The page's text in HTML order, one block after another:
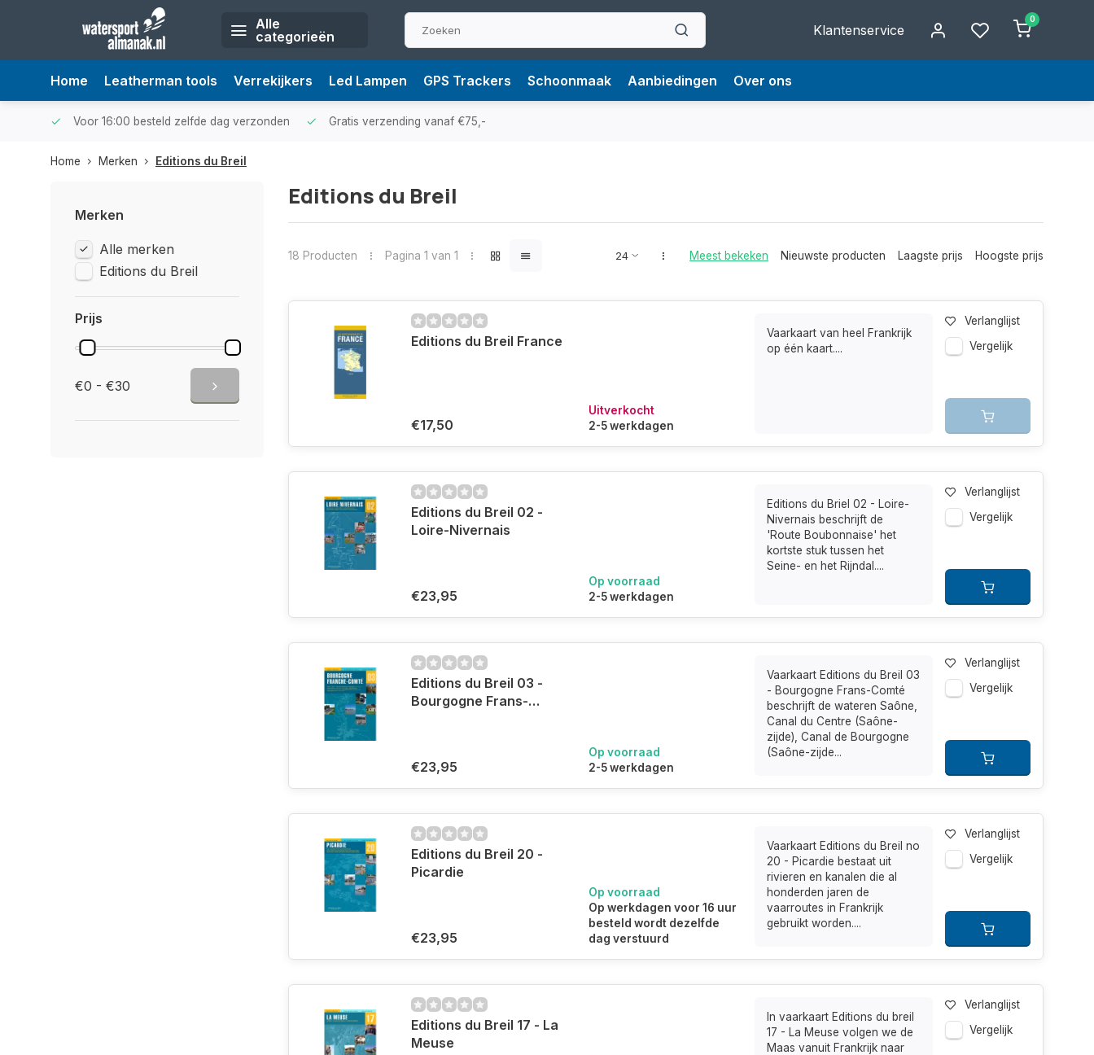
Alle
categorieën
Klantenservice
0
Home Leatherman tools Verrekijkers Led Lampen GPS Trackers Schoonmaak Aanbiedingen Over ons
Voor 16:00 besteld zelfde dag verzonden Gratis verzending vanaf €75,-
Home Merken Editions du Breil
Merken
Alle merken
Editions du Breil
Prijs
€0 - €30
Editions du Breil
18 Producten Pagina 1 van 1 Meest bekeken Nieuwste producten Laagste prijs Hoogste prijs
Editions du Breil France
€17,50
Uitverkocht
2-5 werkdagen
Vaarkaart van heel Frankrijk
op één kaart....
Verlanglijst
Vergelijk
Editions du Breil 02 -
Loire-Nivernais
€23,95
Op voorraad
2-5 werkdagen
Editions du Briel 02 - Loire-
Nivernais beschrijft de
'Route Boubonnaise' het
kortste stuk tussen het
Seine- en het Rijndal....
Verlanglijst
Vergelijk
Editions du Breil 03 -
Bourgogne Frans-
€23,95
Op voorraad
2-5 werkdagen
Vaarkaart Editions du Breil 03
- Bourgogne Frans-Comté
beschrijft de wateren Saône,
Canal du Centre (Saône-
zijde), Canal de Bourgogne
(Saône-zijde...
Verlanglijst
Vergelijk
Editions du Breil 20 -
Picardie
€23,95
Op voorraad
Op werkdagen voor 16 uur
besteld wordt dezelfde
dag verstuurd
Vaarkaart Editions du Breil no
20 - Picardie bestaat uit
rivieren en kanalen die al
honderden jaren de
vaarroutes in Frankrijk
gebruikt worden....
Verlanglijst
Vergelijk
Editions du Breil 17 - La
Meuse
In vaarkaart Editions du breil
17 - La Meuse volgen we de
Maas vanuit Frankrijk naar
Verlanglijst
Vergelijk